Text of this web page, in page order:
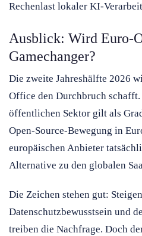
Rechenlast lokaler KI-
Ausblick: Wird Euro-
Gamechanger?
Die zweite Jahreshälfte 2026
Office den Durchbruch
öffentlichen Sektor gilt als
Open-Source-Bewegung in
europäischen Anbieter
Alternative zu den globalen
Die Zeichen stehen gut:
Datenschutzbewusstsein und
treiben die Nachfrage. Doch